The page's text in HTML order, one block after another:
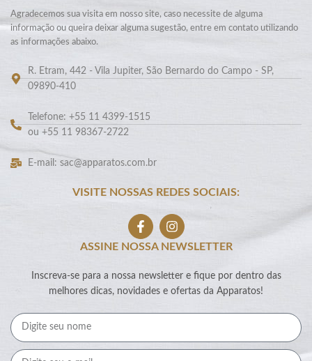
Agradecemos sua visita em nosso site, caso necessite de alguma
informação ou queira deixar alguma sugestão, entre em contato utilizando
as informações abaixo.
R. Etram, 442 - Vila Jupiter, São Bernardo do Campo - SP,
09890-410
Telefone: +55 11 4399-1515
ou +55 11 98367-2722
E-mail: sac@apparatos.com.br
VISITE NOSSAS REDES SOCIAIS:
ASSINE NOSSA NEWSLETTER
Inscreva-se para a nossa newsletter e fique por dentro das
melhores dicas, novidades e ofertas da Apparatos!